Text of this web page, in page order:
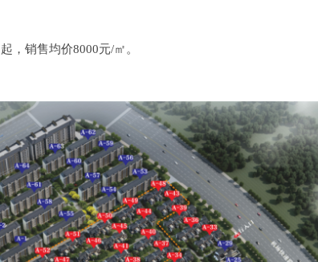
起 ，销售均价8000元/㎡ 。